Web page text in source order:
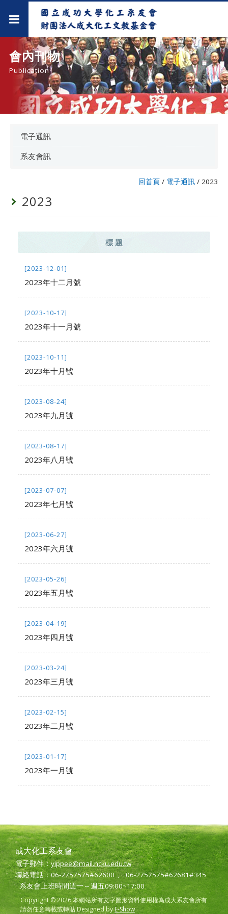
會內刊物
Publication
電子通訊
系友會訊
回首頁 / 電子通訊 / 2023
2023
標 題
[2023-12-01]
2023年十二月號
[2023-10-17]
2023年十一月號
[2023-10-11]
2023年十月號
[2023-08-24]
2023年九月號
[2023-08-17]
2023年八月號
[2023-07-07]
2023年七月號
[2023-06-27]
2023年六月號
[2023-05-26]
2023年五月號
[2023-04-19]
2023年四月號
[2023-03-24]
2023年三月號
[2023-02-15]
2023年二月號
[2023-01-17]
2023年一月號
成大化工系友會
電子郵件：yippee@mail.ncku.edu.tw
聯絡電話：06-2757575#62600 、 06-2757575#62681#345
系友會上班時間週一～週五09:00~17:00
Copyright © 2026 本網站所有文字圖形資料使用權為成大系友會所有
請勿任意轉載或轉貼 Designed byE-Show